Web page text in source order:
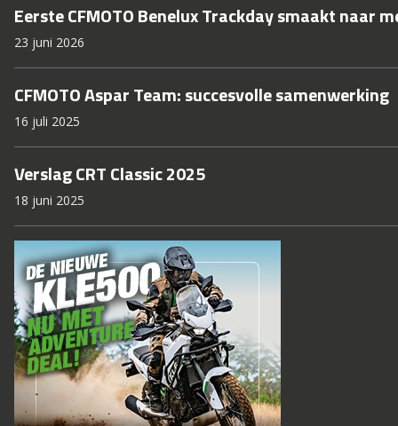
Eerste CFMOTO Benelux Trackday smaakt naar
23 juni 2026
CFMOTO Aspar Team: succesvolle samenwerking
16 juli 2025
Verslag CRT Classic 2025
18 juni 2025